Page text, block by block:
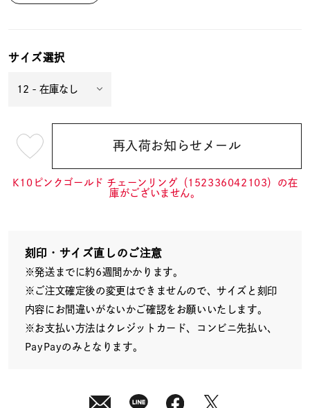
リングサイズ
価格
サイズ選択
¥5,500 (tax
in)
再入荷お知らせメール
K10ピンクゴールド チェーンリング（152336042103）の在
庫がございません。
刻印・サイズ直しのご注意
※発送までに約6週間かかります。
※ご注文確定後の変更はできませんので、サイズと刻印
内容にお間違いがないかご確認をお願いいたします。
※お支払い方法はクレジットカード、コンビニ先払い、
PayPayのみとなります。